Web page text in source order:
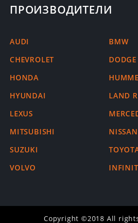
ПРОИЗВОДИТЕЛИ
AUDI
BMW
CHEVROLET
DODGE
HONDA
HYUNDAI
LAND
LEXUS
MITSUBISHI
NISSAN
SUZUKI
VOLVO
Copyright ©2018 All